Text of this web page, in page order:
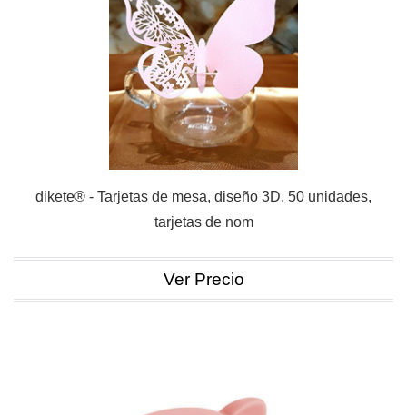
dikete® - Tarjetas de mesa, diseño 3D, 50 unidades,
tarjetas de nom
Ver Precio